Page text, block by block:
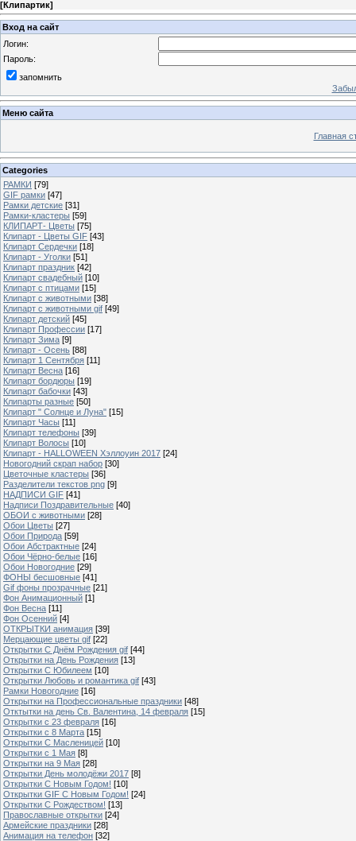
[Клипартик]
Вход на сайт
Логин:
Пароль:
запомнить
Меню сайта
Главная
Categories
РАМКИ [79]
GIF рамки [47]
Рамки детские [31]
Рамки-кластеры [59]
КЛИПАРТ- Цветы [75]
Клипарт - Цветы GIF [43]
Клипарт Сердечки [18]
Клипарт - Уголки [51]
Клипарт праздник [42]
Клипарт свадебный [10]
Клипарт с птицами [15]
Клипарт с животными [38]
Клипарт с животными gif [49]
Клипарт детский [45]
Клипарт Профессии [17]
Клипарт Зима [9]
Клипарт - Осень [88]
Клипарт 1 Сентября [11]
Клипарт Весна [16]
Клипарт бордюры [19]
Клипарт бабочки [43]
Клипарты разные [50]
Клипарт " Солнце и Луна" [15]
Клипарт Часы [11]
Клипарт телефоны [39]
Клипарт Волосы [10]
Клипарт - HALLOWEEN Хэллоуин 2017 [24]
Новогодний скрап набор [30]
Цветочные кластеры [36]
Разделители текстов png [9]
НАДПИСИ GIF [41]
Надписи Поздравительные [40]
ОБОИ с животными [28]
Обои Цветы [27]
Обои Природа [59]
Обои Абстрактные [24]
Обои Чёрно-белые [16]
Обои Новогодние [29]
ФОНЫ бесшовные [41]
Gif фоны прозрачные [21]
Фон Анимационный [1]
Фон Весна [11]
Фон Осенний [4]
ОТКРЫТКИ анимация [39]
Мерцающие цветы gif [22]
Открытки С Днём Рождения gif [44]
Открытки на День Рождения [13]
Открытки С Юбилеем [10]
Открытки Любовь и романтика gif [43]
Рамки Новогодние [16]
Открытки на Профессиональные праздники [48]
Отктытки на день Св. Валентина, 14 февраля [15]
Открытки с 23 февраля [16]
Открытки с 8 Марта [15]
Открытки С Масленицей [10]
Открытки с 1 Мая [8]
Открытки на 9 Мая [28]
Открытки День молодёжи 2017 [8]
Открытки С Новым Годом! [10]
Открытки GIF С Новым Годом! [24]
Открытки С Рождеством! [13]
Православные открытки [24]
Армейские праздники [28]
Анимация на телефон [32]